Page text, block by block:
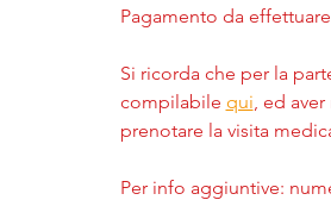
Pagamento da
Si ricorda che per la
compilabile qui , ed
prenotare la visita
Per info aggiuntive: